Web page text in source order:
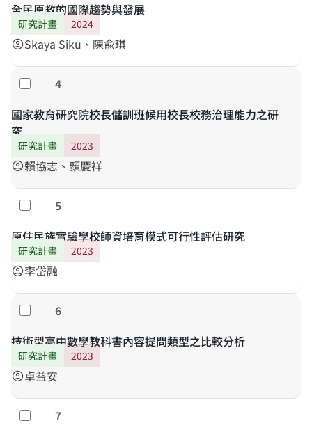
全民原教的國際趨勢與發展
研究計畫 2024
account_circleSkaya Siku、陳兪琪
Select
4
國家教育研究院校長儲訓班候用校長校務治理能力之研
究
研究計畫 2023
account_circle賴協志、顏慶祥
Select
5
原住民族實驗學校師資培育模式可行性評估研究
研究計畫 2023
account_circle李岱融
Select
6
技術型高中數學教科書內容提問類型之比較分析
研究計畫 2023
account_circle卓益安
Select
7